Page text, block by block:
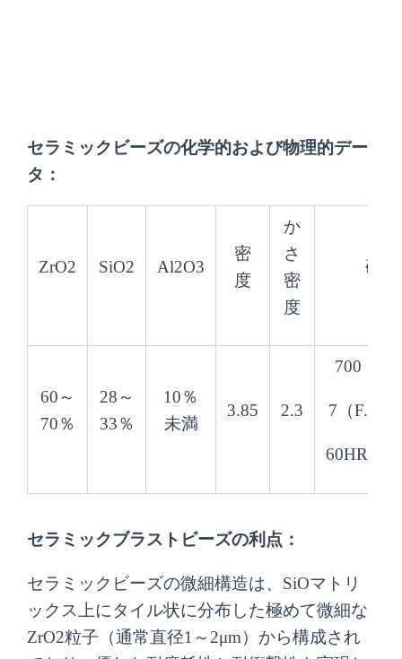
セラミックビーズの化学的および物理的デー
タ：
ZrO2 SiO2 Al2O3
密
度
か
さ
密
度
硬度
60～
70％
28～
33％
10％
未満
3.85 2.3
700（
7（F.モ
60HRC（
セラミックブラストビーズの利点：
セラミックビーズの微細構造は、SiOマトリ
ックス上にタイル状に分布した極めて微細な
ZrO2粒子（通常直径1～2μm）から構成され